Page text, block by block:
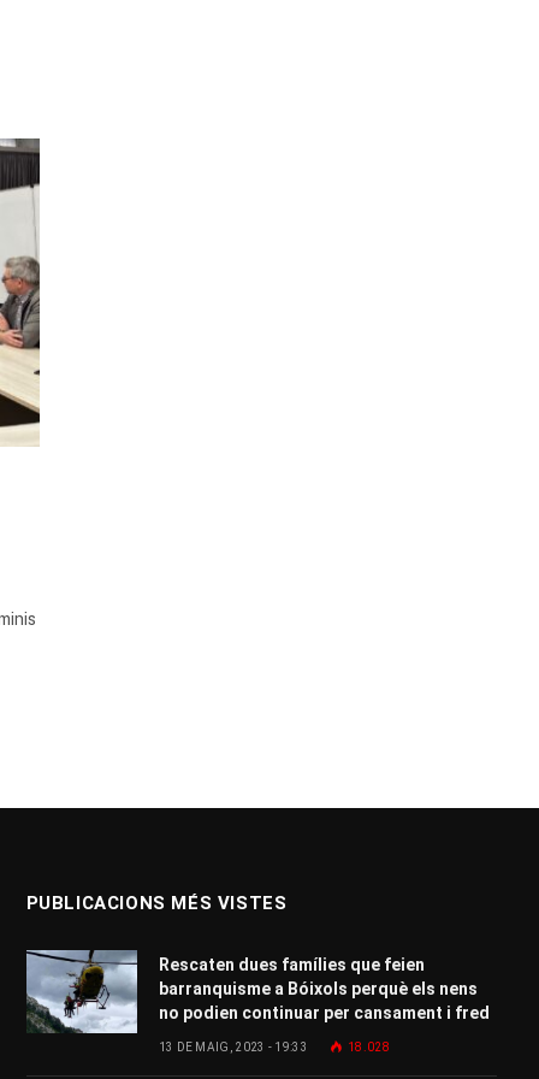
PUBLICACIONS MÉS VISTES
Rescaten dues famílies que feien
barranquisme a Bóixols perquè els nens
no podien continuar per cansament i fred
13 DE MAIG, 2023 - 19:33 18.028